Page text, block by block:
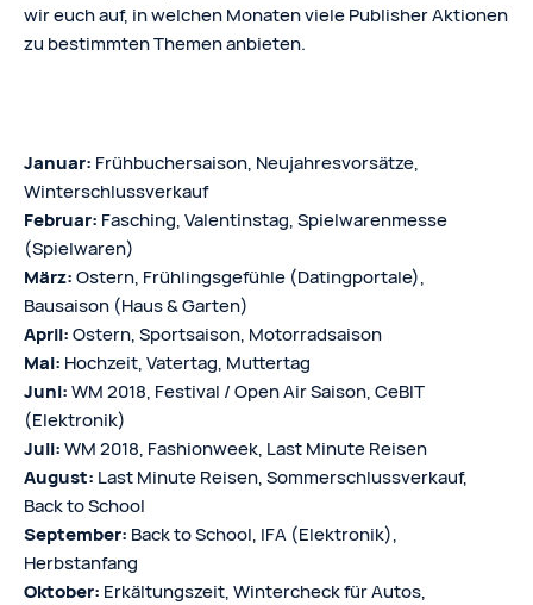
wir euch auf, in welchen Monaten viele Publisher Aktionen
zu bestimmten Themen anbieten.
Januar: Frühbuchersaison, Neujahresvorsätze,
Winterschlussverkauf
Februar: Fasching, Valentinstag, Spielwarenmesse
(Spielwaren)
März:Ostern, Frühlingsgefühle (Datingportale),
Bausaison (Haus & Garten)
April:Ostern, Sportsaison, Motorradsaison
Mai: Hochzeit, Vatertag, Muttertag
Juni:WM 2018, Festival / Open Air Saison, CeBIT
(Elektronik)
Juli:WM 2018, Fashionweek, Last Minute Reisen
August: Last Minute Reisen, Sommerschlussverkauf,
Back to School
September: Back to School, IFA (Elektronik),
Herbstanfang
Oktober: Erkältungszeit, Wintercheck für Autos,